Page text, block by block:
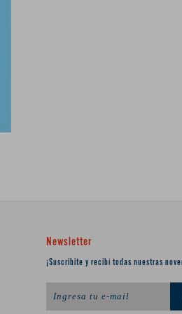
Newsletter
¡Suscribite y recibí todas nuestras